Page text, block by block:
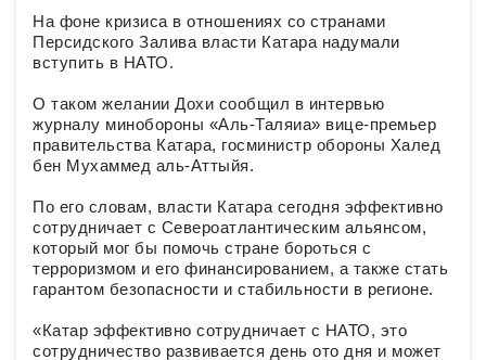
На фоне кризиса в отношениях со странами
Персидского Залива власти Катара надумали
вступить в НАТО.
О таком желании Дохи сообщил в интервью
журналу минобороны «Аль-Таляиа» вице-премьер
правительства Катара, госминистр обороны Халед
бен Мухаммед аль-Аттыйя.
По его словам, власти Катара сегодня эффективно
сотрудничает с Североатлантическим альянсом,
который мог бы помочь стране бороться с
терроризмом и его финансированием, а также стать
гарантом безопасности и стабильности в регионе.
«Катар эффективно сотрудничает с НАТО, это
сотрудничество развивается день ото дня и может